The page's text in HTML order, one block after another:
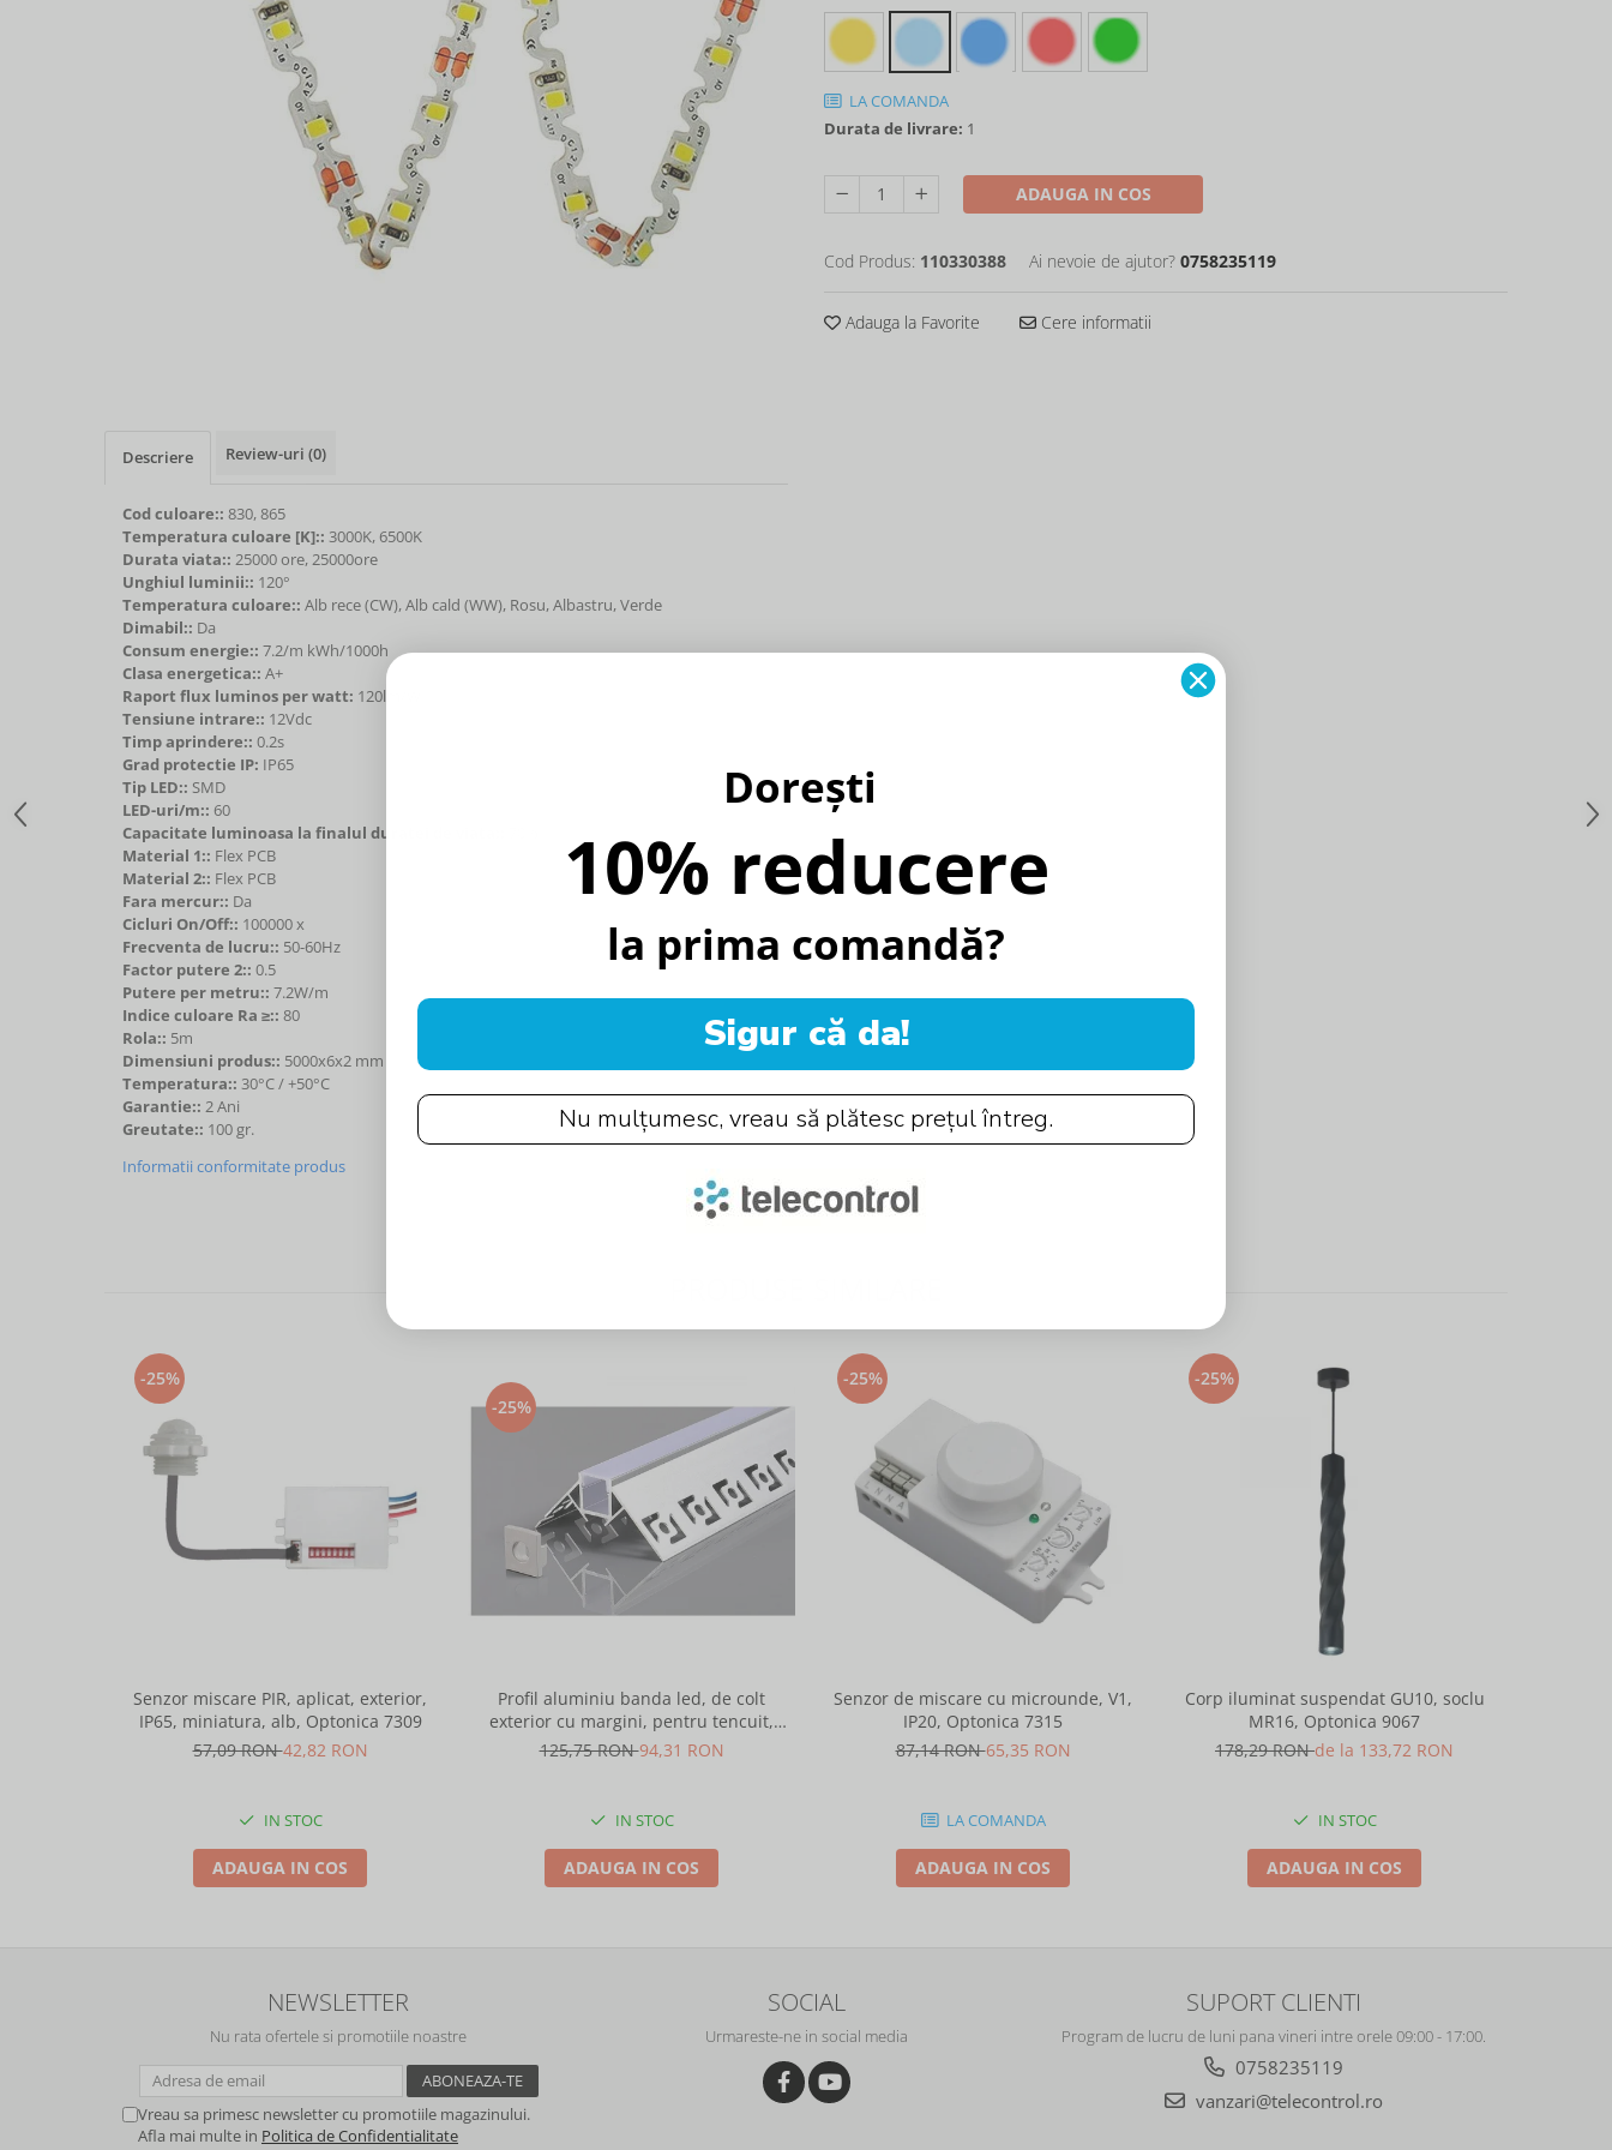
LA COMANDA
Durata de livrare: 1
ADAUGA IN COS
Cod Produs: 110330388 Ai nevoie de ajutor? 0758235119
Adauga la Favorite Cere informatii
Descriere Review-uri (0)
Cod culoare:: 830, 865
Temperatura culoare [K]:: 3000K, 6500K
Durata viata:: 25000 ore, 25000ore
Unghiul luminii:: 120°
Temperatura culoare:: Alb rece (CW), Alb cald (WW), Rosu, Albastru, Verde
Dimabil:: Da
Consum energie:: 7.2/m kWh/1000h
Clasa energetica:: A+
Raport flux luminos per watt: 120lm/W
Tensiune intrare:: 12Vdc
Timp aprindere:: 0.2s
Grad protectie IP: IP65
Tip LED:: SMD
LED-uri/m:: 60
Capacitate luminoasa la finalul duratei de viata::
Material 1:: Flex PCB
Material 2:: Flex PCB
Fara mercur:: Da
Cicluri On/Off:: 100000 x
Frecventa de lucru:: 50-60Hz
Factor putere 2:: 0.5
Putere per metru:: 7.2W/m
Indice culoare Ra ≥:: 80
Rola:: 5m
Dimensiuni produs:: 5000x6x2 mm
Temperatura:: 30°C / +50°C
Garantie:: 2 Ani
Greutate:: 100 gr.
Informatii conformitate produs
-25%
Senzor miscare PIR, aplicat, exterior,
IP65, miniatura, alb, Optonica 7309
57,09 RON42,82 RON
IN STOC
ADAUGA IN COS
-25%
Profil aluminiu banda led, de colt
exterior cu margini, pentru tencuit,
lungime 2m, culoare gri natur, Optonica
125,75 RON94,31 RON
IN STOC
ADAUGA IN COS
-25%
Senzor de miscare cu microunde, V1,
IP20, Optonica 7315
87,14 RON65,35 RON
LA COMANDA
ADAUGA IN COS
-25%
Corp iluminat suspendat GU10, soclu
MR16, Optonica 9067
178,29 RONde la 133,72 RON
IN STOC
ADAUGA IN COS
NEWSLETTER
Nu rata ofertele si promotiile noastre
Vreau sa primesc newsletter cu promotiile magazinului.
Afla mai multe in Politica de Confidentialitate
SOCIAL
Urmareste-ne in social media
SUPORT CLIENTI
Program de lucru de luni pana vineri intre orele 09:00 - 17:00.
0758235119
vanzari@telecontrol.ro
Dorești
10% reducere
la prima comandă?
Sigur că da!
Nu mulțumesc, vreau să plătesc prețul întreg.